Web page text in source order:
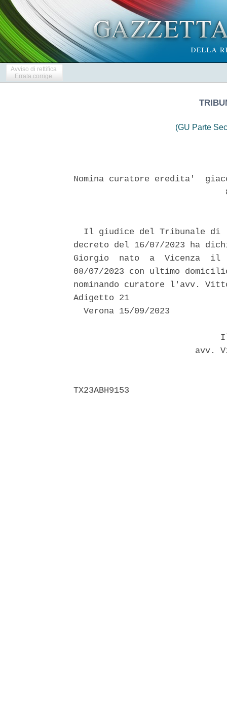
Avviso di rettifica
Errata corrige
(GU Parte
Nomina curatore eredita'
Il giudice del Tribunale di
decreto del 16/07/2023 ha
Giorgio  nato  a  Vicenza  il
08/07/2023 con ultimo
nominando curatore l'avv.
Adigetto 21
  Verona 15/09/2023
avv.